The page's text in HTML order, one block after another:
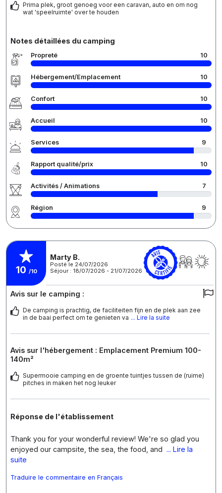
Prima plek, groot genoeg voor een caravan, auto en om nog
wat 'speelruimte' over te houden
Notes détaillées du camping
Propreté 10
Hébergement/Emplacement 10
Confort 10
Accueil 10
Services 9
Rapport qualité/prix 10
Activités / Animations 7
Région 9
10 /10
Marty B.
Posté le 24/07/2026
Séjour : 18/07/2026 - 21/07/2026
Avis sur le camping :
De camping is prachtig, de faciliteiten fijn en de plek aan zee
in de baai perfect om te genieten va ... Lire la suite
Avis sur l'hébergement : Emplacement Premium 100-
140m²
Supermooie camping en de groente tuintjes tussen de (ruime)
pitches in maken het nog leuker
Réponse de l'établissement
Thank you for your wonderful review! We're so glad you
enjoyed our campsite, the sea, the food, and ... Lire la
suite
Traduire le commentaire en Français